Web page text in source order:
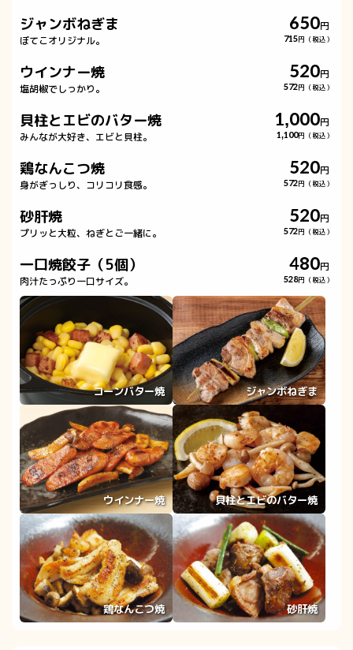
ジャンボねぎま
ぼてこオリジナル。
650円
715円（税込）
ウインナー焼
塩胡椒でしっかり。
520円
572円（税込）
貝柱とエビのバター焼
みんなが大好き、エビと貝柱。
1,000円
1,100円（税込）
鶏なんこつ焼
身がぎっしり、コリコリ食感。
520円
572円（税込）
砂肝焼
プリッと大粒、ねぎとご一緒に。
520円
572円（税込）
一口焼餃子（5個）
肉汁たっぷり一口サイズ。
480円
528円（税込）
コーンバター焼 ジャンボねぎま
ウインナー焼 貝柱とエビのバター焼
鶏なんこつ焼 砂肝焼